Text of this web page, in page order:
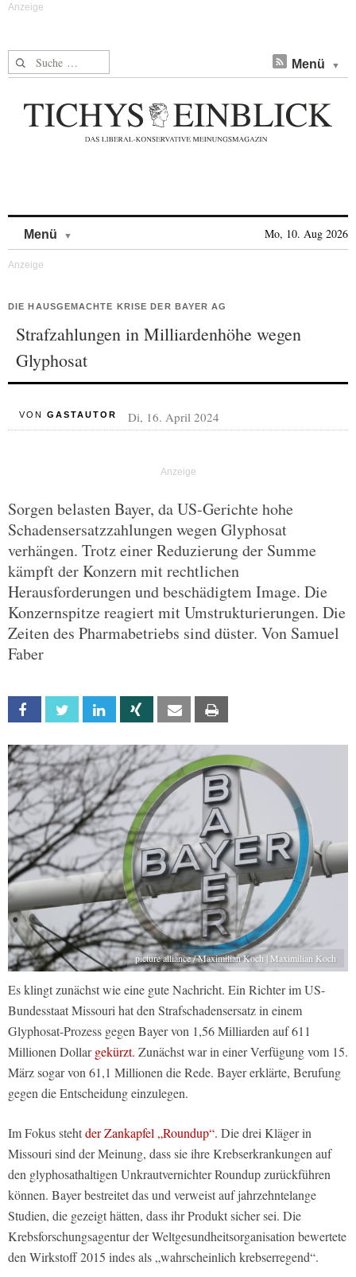
Suche nach: Menü
Menü Mo, 10. Aug 2026
DIE HAUSGEMACHTE KRISE DER BAYER AG
Strafzahlungen in Milliardenhöhe wegen
Glyphosat
VON GASTAUTOR Di, 16. April 2024
Sorgen belasten Bayer, da US-Gerichte hohe
Schadensersatzzahlungen wegen Glyphosat
verhängen. Trotz einer Reduzierung der Summe
kämpft der Konzern mit rechtlichen
Herausforderungen und beschädigtem Image. Die
Konzernspitze reagiert mit Umstrukturierungen. Die
Zeiten des Pharmabetriebs sind düster. Von Samuel
Faber
Facebook Twitter Linkedin Xing Email
picture alliance / Maximilian Koch | Maximilian Koch
Es klingt zunächst wie eine gute Nachricht. Ein Richter im US-
Bundesstaat Missouri hat den Strafschadensersatz in einem
Glyphosat-Prozess gegen Bayer von 1,56 Milliarden auf 611
Millionen Dollargekürzt. Zunächst war in einer Verfügung vom 15.
März sogar von 61,1 Millionen die Rede. Bayer erklärte, Berufung
gegen die Entscheidung einzulegen.
Im Fokus stehtder Zankapfel „Roundup“. Die drei Kläger in
Missouri sind der Meinung, dass sie ihre Krebserkrankungen auf
den glyphosathaltigen Unkrautvernichter Roundup zurückführen
können. Bayer bestreitet das und verweist auf jahrzehntelange
Studien, die gezeigt hätten, dass ihr Produkt sicher sei. Die
Krebsforschungsagentur der Weltgesundheitsorganisation bewertete
den Wirkstoff 2015 indes als „wahrscheinlich krebserregend“.